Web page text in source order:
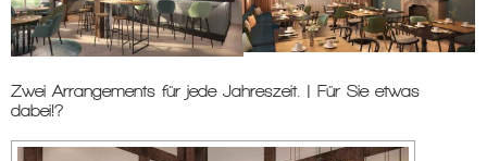
Zwei Arrangements für jede Jahreszeit. | Für Sie etwas
dabei!?